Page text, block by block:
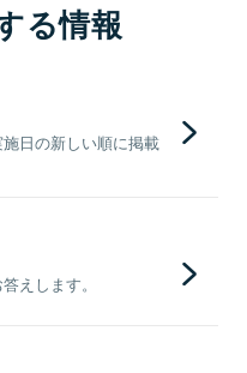
る情報
日の新しい順に掲載
えします。